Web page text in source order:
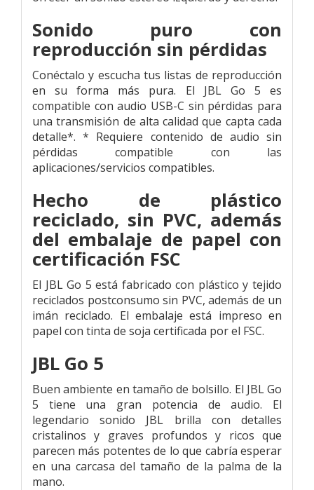
Sonido puro con
reproducción sin pérdidas
Conéctalo y escucha tus listas de reproducción
en su forma más pura. El JBL Go 5 es
compatible con audio USB-C sin pérdidas para
una transmisión de alta calidad que capta cada
detalle*. * Requiere contenido de audio sin
pérdidas compatible con las
aplicaciones/servicios compatibles.
Hecho de plástico
reciclado, sin PVC, además
del embalaje de papel con
certificación FSC
El JBL Go 5 está fabricado con plástico y tejido
reciclados postconsumo sin PVC, además de un
imán reciclado. El embalaje está impreso en
papel con tinta de soja certificada por el FSC.
JBL Go 5
Buen ambiente en tamaño de bolsillo. El JBL Go
5 tiene una gran potencia de audio. El
legendario sonido JBL brilla con detalles
cristalinos y graves profundos y ricos que
parecen más potentes de lo que cabría esperar
en una carcasa del tamaño de la palma de la
mano.